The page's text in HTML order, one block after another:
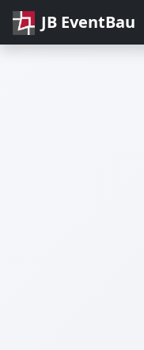
JB EventBau